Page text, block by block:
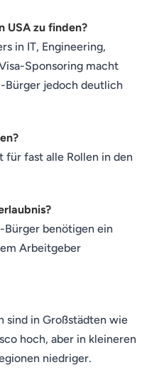
USA zu finden?
in IT, Engineering,
Sponsoring macht
Bürger jedoch deutlich
für fast alle Rollen in den
benötigen ein
Arbeitgeber
sind in Großstädten wie
hoch, aber in kleineren
niedriger.